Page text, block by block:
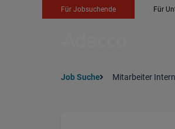
Für Jobsuchende Für
Job Suche Mitarbeiter